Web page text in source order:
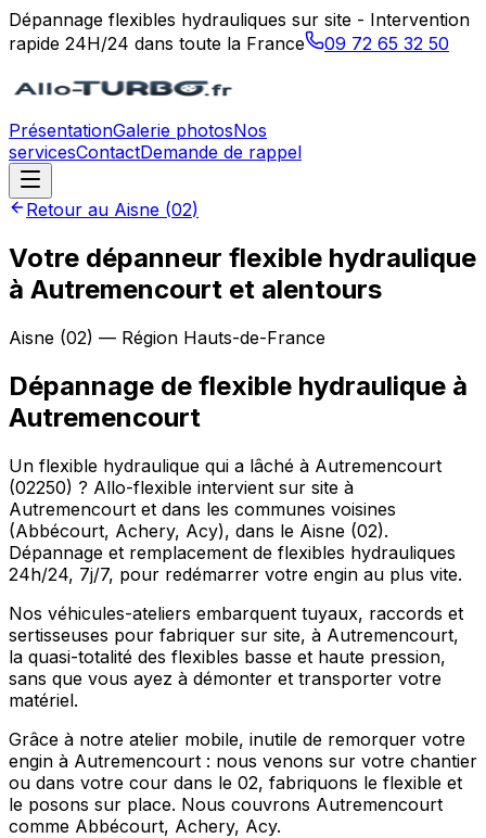
Dépannage flexibles hydrauliques sur site - Intervention
rapide 24H/24 dans toute la France
09 72 65 32 50
PrésentationGalerie photosNos
servicesContactDemande de rappel
Retour au Aisne (02)
Votre dépanneur flexible hydraulique
à Autremencourt et alentours
Aisne (02) — Région Hauts-de-France
Dépannage de flexible hydraulique à
Autremencourt
Un flexible hydraulique qui a lâché à Autremencourt
(02250) ? Allo-flexible intervient sur site à
Autremencourt et dans les communes voisines
(Abbécourt, Achery, Acy), dans le Aisne (02).
Dépannage et remplacement de flexibles hydrauliques
24h/24, 7j/7, pour redémarrer votre engin au plus vite.
Nos véhicules-ateliers embarquent tuyaux, raccords et
sertisseuses pour fabriquer sur site, à Autremencourt,
la quasi-totalité des flexibles basse et haute pression,
sans que vous ayez à démonter et transporter votre
matériel.
Grâce à notre atelier mobile, inutile de remorquer votre
engin à Autremencourt : nous venons sur votre chantier
ou dans votre cour dans le 02, fabriquons le flexible et
le posons sur place. Nous couvrons Autremencourt
comme Abbécourt, Achery, Acy.